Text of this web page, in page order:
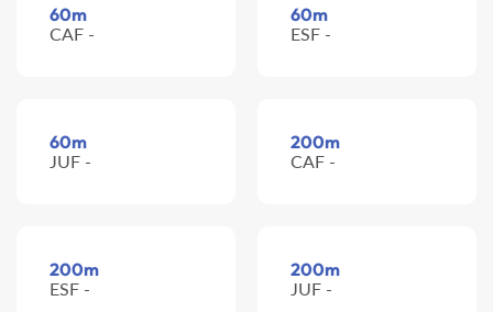
60m
CAF -
60m
ESF -
60m
JUF -
200m
CAF -
200m
ESF -
200m
JUF -